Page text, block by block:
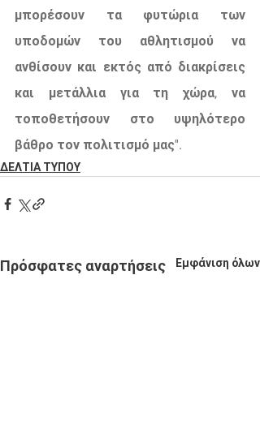
μπορέσουν τα φυτώρια των
υποδομών του αθλητισμού να
ανθίσουν και εκτός από διακρίσεις
και μετάλλια για τη χώρα, να
τοποθετήσουν στο υψηλότερο
βάθρο τον πολιτισμό μας''.
ΔΕΛΤΙΑ ΤΥΠΟΥ
Πρόσφατες αναρτήσεις Εμφάνιση όλων